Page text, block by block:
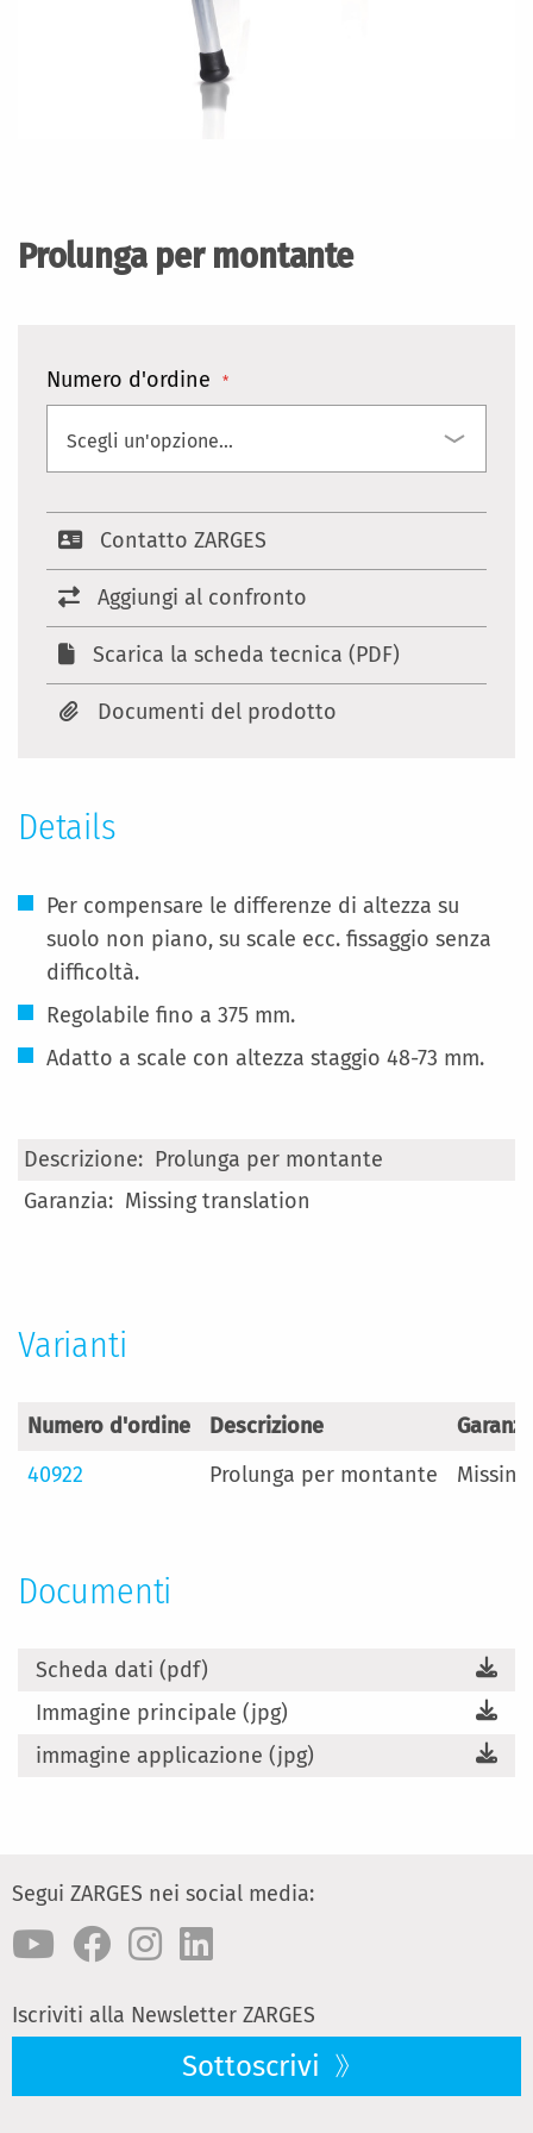
Prolunga per montante
Numero d'ordine
Contatto ZARGES
Aggiungi al confronto
Scarica la scheda tecnica (PDF)
Documenti del prodotto
galleria
Details
Per compensare le differenze di altezza su
suolo non piano, su scale ecc. fissaggio senza
difficoltà.
Regolabile fino a 375 mm.
Adatto a scale con altezza staggio 48-73 mm.
Maggiori
Informazioni
Prolunga per montante
Missing translation
Varianti
Numero d'ordine Descrizione
40922
Prolunga per montante
Documenti
Scheda dati (pdf)
Immagine principale (jpg)
immagine applicazione (jpg)
Segui ZARGES nei social media:
Iscriviti alla Newsletter ZARGES
Sottoscrivi